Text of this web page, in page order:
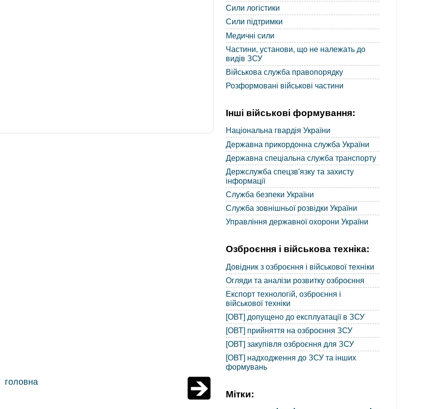
головна
Сили логістики
Сили підтримки
Медичні сили
Частини, установи, що не належать до
видів ЗСУ
Військова служба правопорядку
Розформовані військові частини
Інші військові формування:
Національна гвардія України
Державна прикордонна служба України
Державна спеціальна служба транспорту
Держслужба спецзв'язку та захисту
інформації
Служба безпеки України
Служба зовнішньої розвідки України
Управління державної охорони України
Озброєння і військова техніка:
Довідник з озброєння і військової техніки
Огляди та аналізи розвитку озброєння
Експорт технологій, озброєння і
військової техніки
[ОВТ] допущено до експлуатації в ЗСУ
[ОВТ] прийняття на озброєння ЗСУ
[ОВТ] закупівля озброєння для ЗСУ
[ОВТ] надходження до ЗСУ та інших
формувань
Мітки: